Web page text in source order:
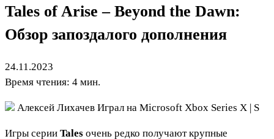
Tales of Arise – Beyond the Dawn:
Обзор запоздалого дополнения
24.11.2023
Время чтения: 4 мин.
Алексей Лихачев Играл на Microsoft Xbox Series X | S
Игры серии Tales очень редко получают крупные